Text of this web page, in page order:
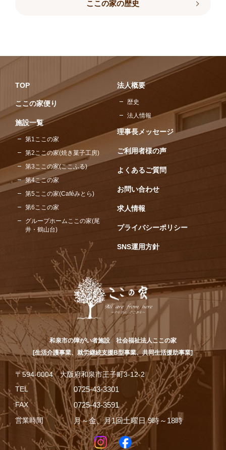
ここの家の歴史
TOP
ここの家便り
施設一覧
第1ここの家
第2ここの家(焼き菓子工房)
第3ここの家(ここふる)
第4ここの家
第5ここの家(Caféみとら)
第6ここの家
グループホームここの家(尾
井・鶴山台)
法人概要
歴史
法人情報
理事長メッセージ
ご利用者様の声
よくあるご質問
お問い合わせ
求人情報
プライバシーポリシー
SNS運用方針
和泉市の障がい者施設 社会福祉法人ここの家
[生活介護事業、就労継続支援B型事業、共同生活援助事業]
〒594-0004 大阪府和泉市王子町3-12-2
TEL
0725-43-3301
FAX 0725-43-3591
営業時間 月～金、月1回土曜日 9時～18時